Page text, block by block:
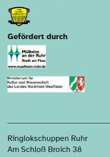
Gefördert durch
Ringlokschuppen Ruhr
Am Schloß Broich 38